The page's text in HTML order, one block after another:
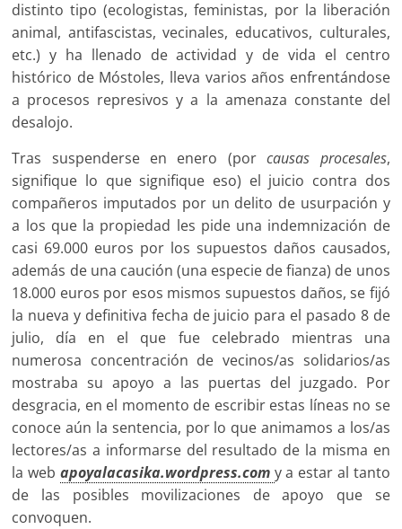
distinto tipo (ecologistas, feministas, por la liberación
animal, antifascistas, vecinales, educativos, culturales,
etc.) y ha llenado de actividad y de vida el centro
histórico de Móstoles, lleva varios años enfrentándose
a procesos represivos y a la amenaza constante del
desalojo.
Tras suspenderse en enero (porcausas procesales,
signifique lo que signifique eso) el juicio contra dos
compañeros imputados por un delito de usurpación y
a los que la propiedad les pide una indemnización de
casi 69.000 euros por los supuestos daños causados,
además de una caución (una especie de fianza) de unos
18.000 euros por esos mismos supuestos daños, se fijó
la nueva y definitiva fecha de juicio para el pasado 8 de
julio, día en el que fue celebrado mientras una
numerosa concentración de vecinos/as solidarios/as
mostraba su apoyo a las puertas del juzgado. Por
desgracia, en el momento de escribir estas líneas no se
conoce aún la sentencia, por lo que animamos a los/as
lectores/as a informarse del resultado de la misma en
la web apoyalacasika.wordpress.com y a estar al tanto
de las posibles movilizaciones de apoyo que se
convoquen.